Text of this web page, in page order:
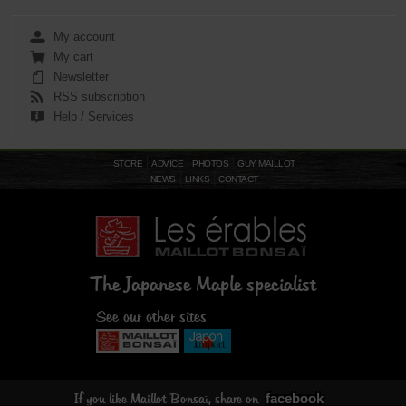
My account
My cart
Newsletter
RSS subscription
Help / Services
STORE ADVICE PHOTOS
GUY MAILLOT
NEWS
LINKS CONTACT
The Japanese Maple specialist
See our other sites
If you like Maillot Bonsaï, share on facebook